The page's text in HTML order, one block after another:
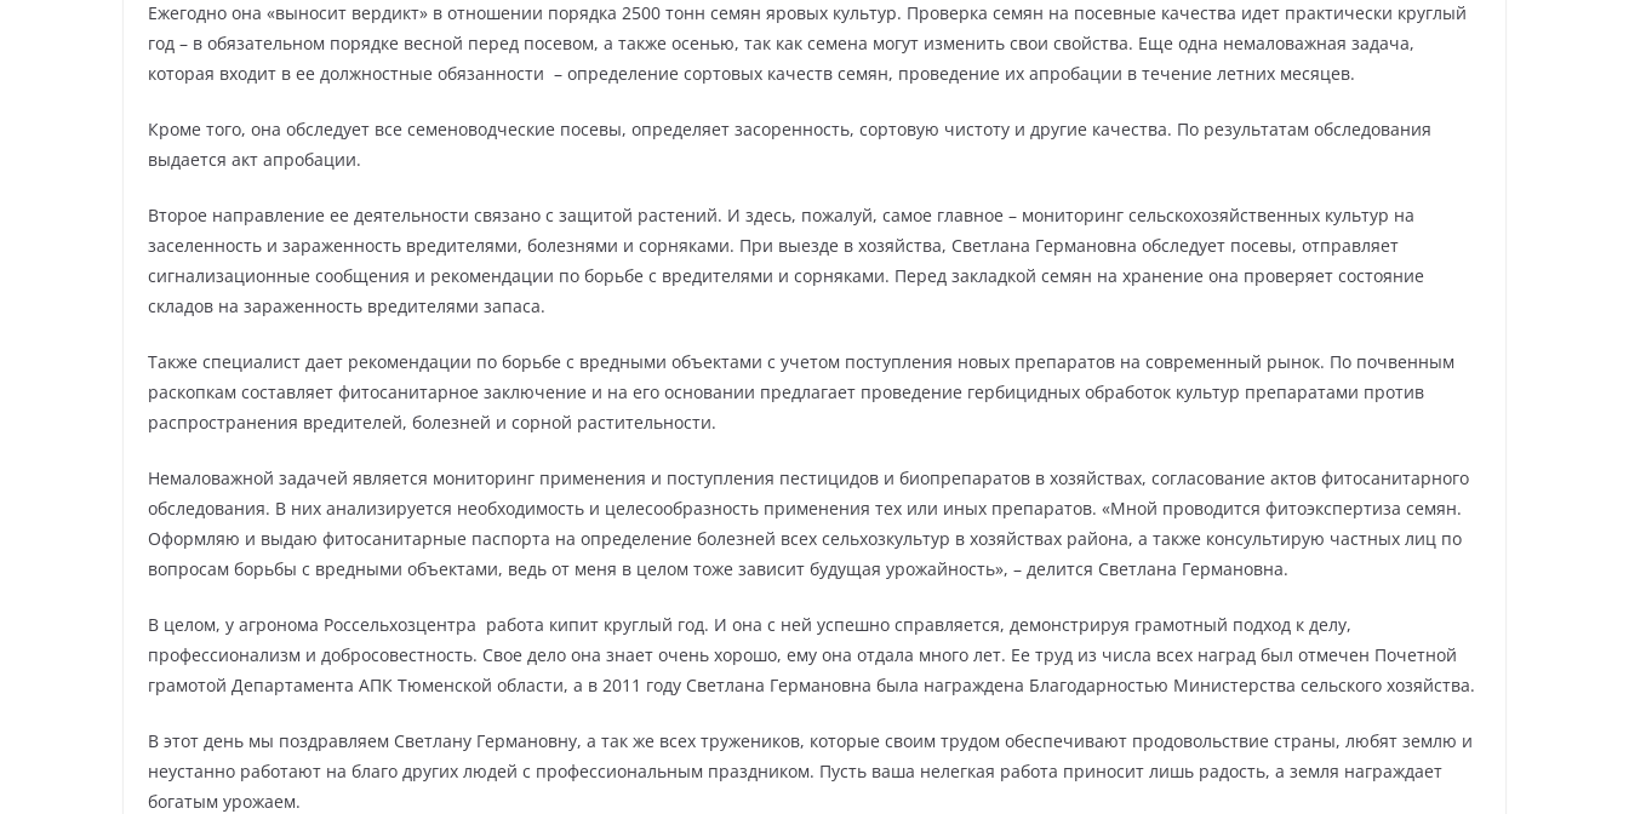
Ежегодно она «выносит вердикт» в отношении порядка 2500 тонн семян яровых культур. Проверка семян на посевные качества идет практически круглый
год – в обязательном порядке весной перед посевом, а также осенью, так как семена могут изменить свои свойства. Еще одна немаловажная задача,
которая входит в ее должностные обязанности – определение сортовых качеств семян, проведение их апробации в течение летних месяцев.
Кроме того, она обследует все семеноводческие посевы, определяет засоренность, сортовую чистоту и другие качества. По результатам обследования
выдается акт апробации.
Второе направление ее деятельности связано с защитой растений. И здесь, пожалуй, самое главное – мониторинг сельскохозяйственных культур на
заселенность и зараженность вредителями, болезнями и сорняками. При выезде в хозяйства, Светлана Германовна обследует посевы, отправляет
сигнализационные сообщения и рекомендации по борьбе с вредителями и сорняками. Перед закладкой семян на хранение она проверяет состояние
складов на зараженность вредителями запаса.
Также специалист дает рекомендации по борьбе с вредными объектами с учетом поступления новых препаратов на современный рынок. По почвенным
раскопкам составляет фитосанитарное заключение и на его основании предлагает проведение гербицидных обработок культур препаратами против
распространения вредителей, болезней и сорной растительности.
Немаловажной задачей является мониторинг применения и поступления пестицидов и биопрепаратов в хозяйствах, согласование актов фитосанитарного
обследования. В них анализируется необходимость и целесообразность применения тех или иных препаратов. «Мной проводится фитоэкспертиза семян.
Оформляю и выдаю фитосанитарные паспорта на определение болезней всех сельхозкультур в хозяйствах района, а также консультирую частных лиц по
вопросам борьбы с вредными объектами, ведь от меня в целом тоже зависит будущая урожайность», – делится Светлана Германовна.
В целом, у агронома Россельхозцентра работа кипит круглый год. И она с ней успешно справляется, демонстрируя грамотный подход к делу,
профессионализм и добросовестность. Свое дело она знает очень хорошо, ему она отдала много лет. Ее труд из числа всех наград был отмечен Почетной
грамотой Департамента АПК Тюменской области, а в 2011 году Светлана Германовна была награждена Благодарностью Министерства сельского хозяйства.
В этот день мы поздравляем Светлану Германовну, а так же всех тружеников, которые своим трудом обеспечивают продовольствие страны, любят землю и
неустанно работают на благо других людей с профессиональным праздником. Пусть ваша нелегкая работа приносит лишь радость, а земля награждает
богатым урожаем.